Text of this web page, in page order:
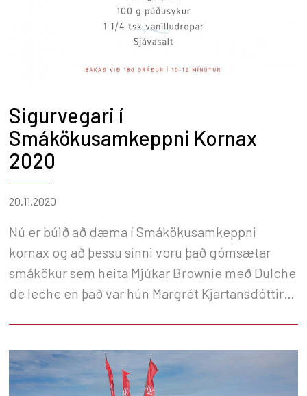
Sigurvegari í
Smákökusamkeppni Kornax
2020
20.11.2020
Nú er búið að dæma í Smákökusamkeppni
kornax og að þessu sinni voru það gómsætar
smákökur sem heita Mjúkar Brownie með Dulche
de leche en það var hún Margrét Kjartansdóttir